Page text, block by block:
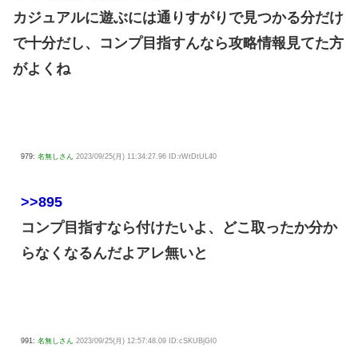
カジュアルに遊ぶには通りすがりで見つかる分だけ
で十分だし、コンプ目指すんなら攻略情報見てた方
がよくね
979: 名無しさん 2023/09/25(月) 11:34:27.96 ID:rWtDtUL40
>>895
コンプ目指すなら付けたいよ、どこ取ったか分か
らなくなるんだよアレ無いと
991: 名無しさん 2023/09/25(月) 12:57:48.09 ID:cSKUBjGI0